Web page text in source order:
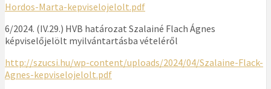
Hordos-Marta-kepviselojelolt.pdf
6/2024. (IV.29.) HVB határozat Szalainé Flach Ágnes
képviselőjelölt myilvántartásba vételéről
http://szucsi.hu/wp-content/uploads/2024/04/Szalaine-Flack-
Agnes-kepviselojelolt.pdf